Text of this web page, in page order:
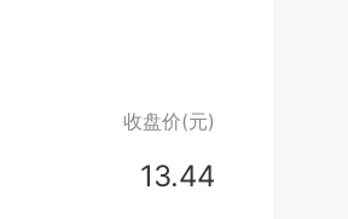
收盘价(元)
13.44